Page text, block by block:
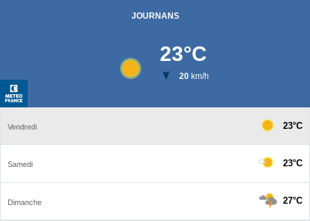
JOURNANS
23°C
20km/h
Vendredi 23°C
Samedi 23°C
Dimanche 27°C